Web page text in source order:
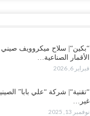
“بكين“| سلاح ميكروويف صيني
الأقمار الصناعية…
فبراير 6, 2026
“تقنية“| شركة “علي بابا”
غير…
نوفمبر 13, 2025